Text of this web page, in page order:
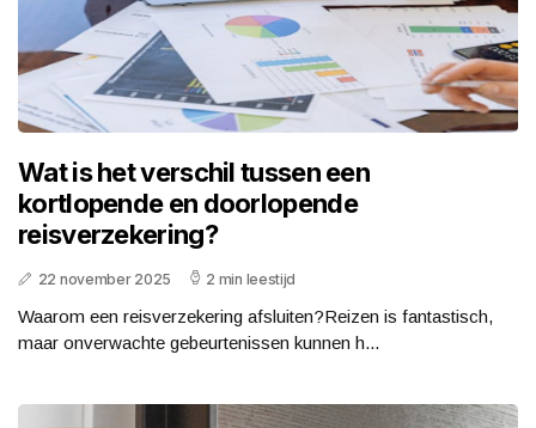
Wat is het verschil tussen een
kortlopende en doorlopende
reisverzekering?
22 november 2025 2 min leestijd
Waarom een reisverzekering afsluiten?Reizen is fantastisch,
maar onverwachte gebeurtenissen kunnen h...